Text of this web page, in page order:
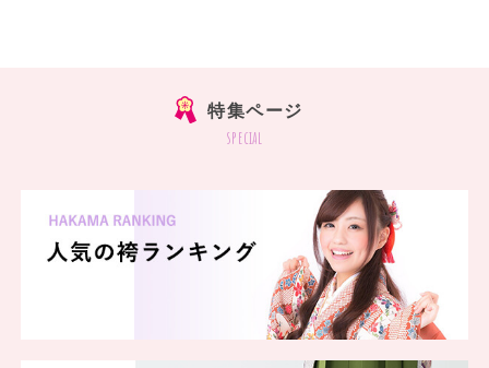
特集ページ
special